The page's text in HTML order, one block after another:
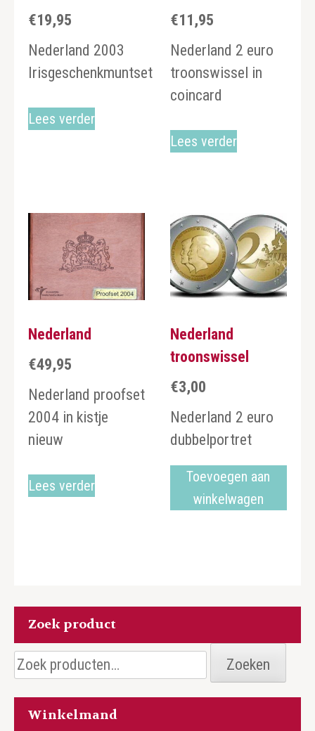
€19,95
Nederland 2003
Irisgeschenkmuntset
Lees verder
€11,95
Nederland 2 euro
troonswissel in
coincard
Lees verder
Nederland
€49,95
Nederland proofset
2004 in kistje
nieuw
Lees verder
Nederland
troonswissel
€3,00
Nederland 2 euro
dubbelportret
Toevoegen aan
winkelwagen
Zoek product
Zoeken
naar:
Zoeken
Winkelmand